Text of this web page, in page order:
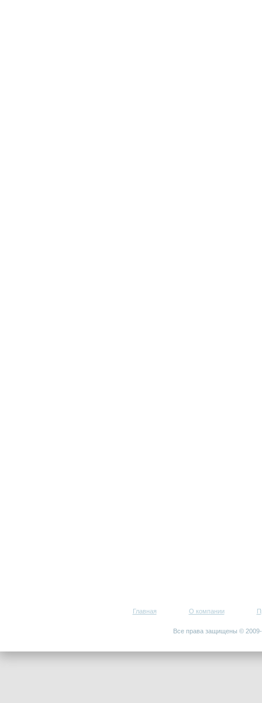
Главная О компании
Все права защищены ©